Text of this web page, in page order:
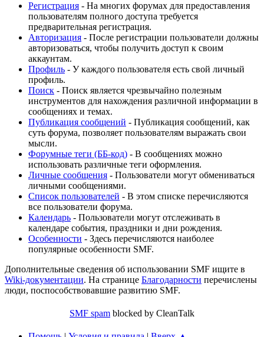
Регистрация - На многих форумах для предоставления
пользователям полного доступа требуется
предварительная регистрация.
Авторизация - После регистрации пользователи должны
авторизоваться, чтобы получить доступ к своим
аккаунтам.
Профиль - У каждого пользователя есть свой личный
профиль.
Поиск - Поиск является чрезвычайно полезным
инструментов для нахождения различной информации в
сообщениях и темах.
Публикация сообщений - Публикация сообщений, как
суть форума, позволяет пользователям выражать свои
мысли.
Форумные теги (ББ-код) - В сообщениях можно
использовать различные теги оформления.
Личные сообщения - Пользователи могут обмениваться
личными сообщениями.
Список пользователей - В этом списке перечисляются
все пользователи форума.
Календарь - Пользователи могут отслеживать в
календаре события, праздники и дни рождения.
Особенности - Здесь перечисляются наиболее
популярные особенности SMF.
Дополнительные сведения об использовании SMF ищите в
Wiki-документации. На странице Благодарности перечислены
люди, поспособствовавшие развитию SMF.
SMF spam blocked by CleanTalk